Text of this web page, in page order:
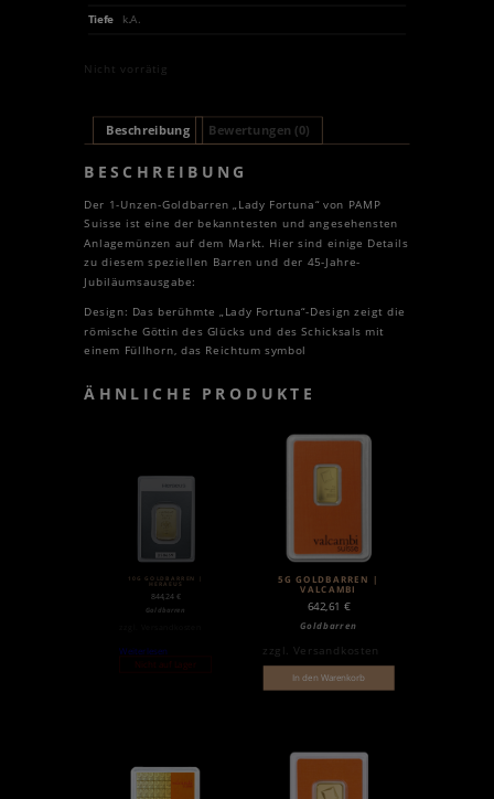
Tiefe
k.A.
Nicht vorrätig
Beschreibung Bewertungen (0)
BESCHREIBUNG
Der 1-Unzen-Goldbarren „Lady Fortuna“ von PAMP
Suisse ist eine der bekanntesten und angesehensten
Anlagemünzen auf dem Markt. Hier sind einige Details
zu diesem speziellen Barren und der 45-Jahre-
Jubiläumsausgabe:
Design: Das berühmte „Lady Fortuna“-Design zeigt die
römische Göttin des Glücks und des Schicksals mit
einem Füllhorn, das Reichtum symbol
ÄHNLICHE PRODUKTE
10G GOLDBARREN |
HERAEUS
844,24 €
Goldbarren
Weiterlesen
Nicht auf Lager
5G GOLDBARREN |
VALCAMBI
642,61 €
Goldbarren
zzgl. Versandkosten
In den Warenkorb